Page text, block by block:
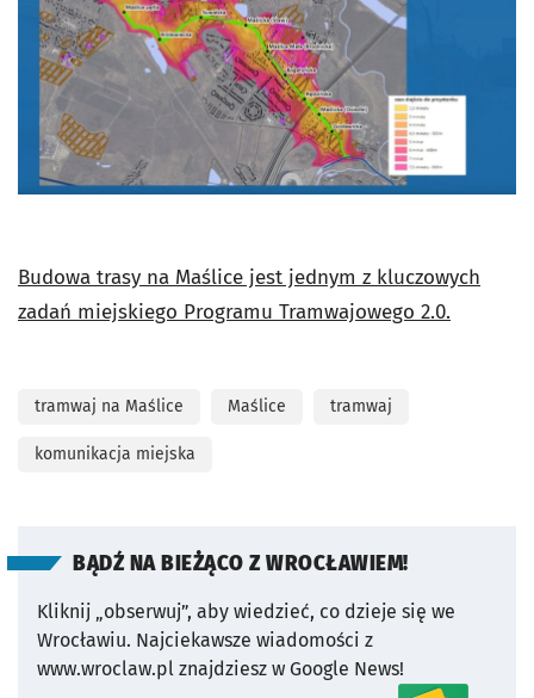
Budowa trasy na Maślice jest jednym z kluczowych
zadań miejskiego Programu Tramwajowego 2.0.
tramwaj na Maślice Maślice tramwaj
komunikacja miejska
BĄDŹ NA BIEŻĄCO Z WROCŁAWIEM!
Kliknij „obserwuj”, aby wiedzieć, co dzieje się we
Wrocławiu. Najciekawsze wiadomości z
www.wroclaw.pl znajdziesz w Google News!